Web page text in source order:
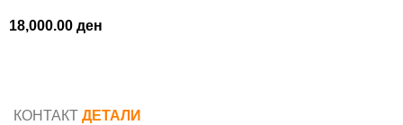
18,000.00ден
КОНТАКТ ДЕТАЛИ